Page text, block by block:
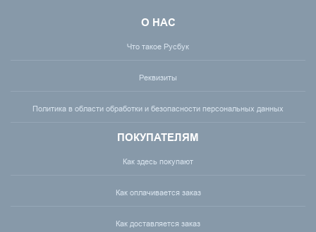
О НАС
Что такое Русбук
Реквизиты
Политика в области обработки и безопасности персональных данных
ПОКУПАТЕЛЯМ
Как здесь покупают
Как оплачивается заказ
Как доставляется заказ